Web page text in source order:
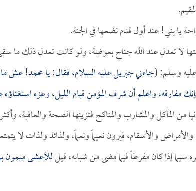
يا بني! عند أول قدم نضعها في الجنة.
لا تعدل عند الله جناح بعوضة، ولو كانت تعدل ذلك ما
عليه وسلم: (جاءني جبريل عليه السلام، فقال: يا محمد! عش ما
واعلم أن شرف المؤمن قيام الليل، وعزه
من المآكل والمشارب والمناكح فتزينها الصحة والعافية، وأكثر
والأمراض والأسقام، فيرون نعيماً ونعماً، ولذائذ ولذات لا
سيما إذا كان مفرطاً فيما مضى من شبابه، قيلللأعشى ميمون